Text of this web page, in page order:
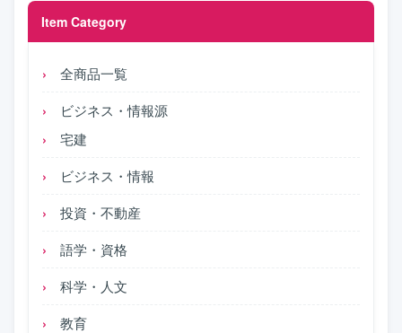
Item Category
全商品一覧
ビジネス・情報源
宅建
ビジネス・情報
投資・不動産
語学・資格
科学・人文
教育